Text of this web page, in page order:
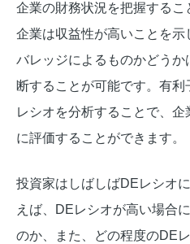
企業の財務状況を把握する
企業は収益性が高いことを
バレッジによるものかどうか
断することが可能です。有
レシオを分析することで、
に評価することができます。
投資家はしばしばDEレシオ
えば、DEレシオが高い場合
のか、また、どの程度のDE